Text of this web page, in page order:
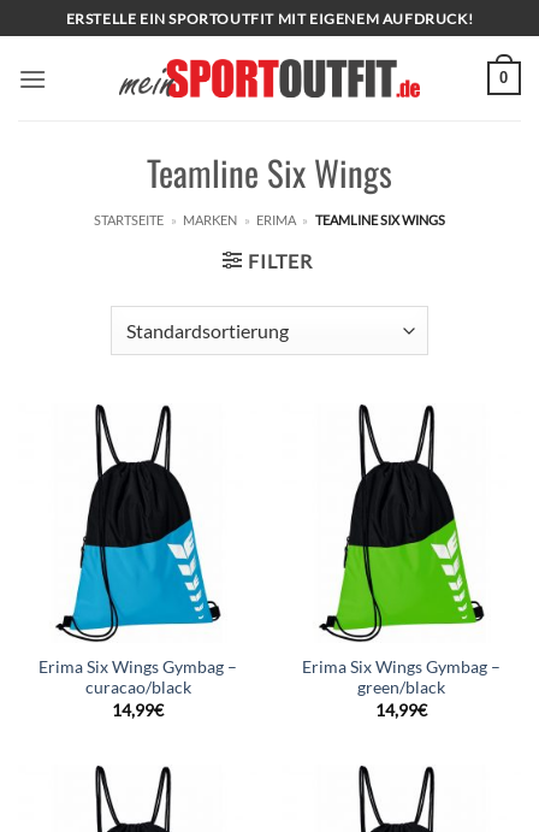
Inhalt
springen
ERSTELLE EIN SPORTOUTFIT MIT EIGENEM AUFDRUCK!
0
Teamline Six Wings
STARTSEITE » MARKEN » ERIMA » TEAMLINE SIX WINGS
FILTER
Erima Six Wings Gymbag –
curacao/black
14,99€
Erima Six Wings Gymbag –
green/black
14,99€